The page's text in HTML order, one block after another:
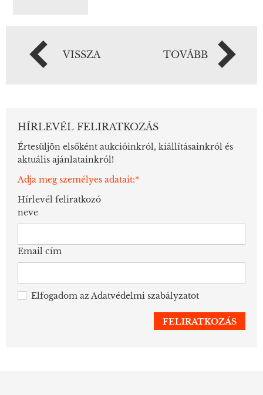
VISSZA TOVÁBB
HÍRLEVÉL FELIRATKOZÁS
Értesüljön elsőként aukcióinkról, kiállításainkról és
aktuális ajánlatainkról!
Adja meg személyes adatait:*
Hírlevél feliratkozó
neve
Email cím
Elfogadom azAdatvédelmi szabályzatot